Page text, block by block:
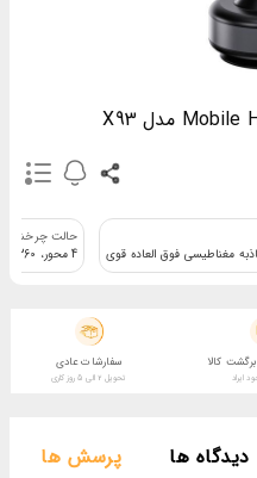
مغناطیسی فوق العاده قوی
حالت چرخش
4 محور، 360 درجه
ایراد
سفارشات عادی
تحویل 2 الی 5 روز کاری
دیدگاه ها پرسش ها